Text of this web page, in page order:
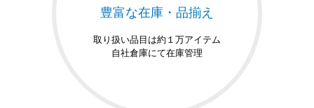
豊富な在庫・品揃え
取り扱い品目は約１万アイテム
自社倉庫にて在庫管理